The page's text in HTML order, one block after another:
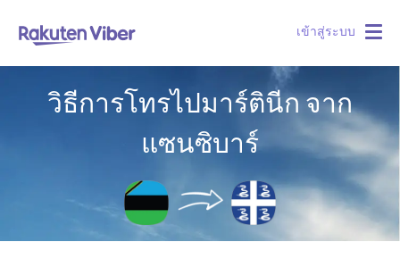
เข้าสู่ระบบ
วิธีการโทรไปมาร์ตินีก จาก
แซนซิบาร์